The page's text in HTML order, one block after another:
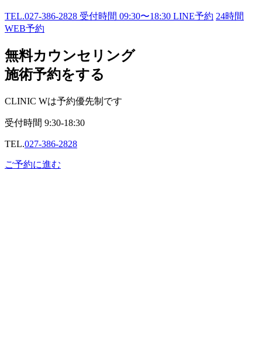
TEL.027-386-2828 受付時間 09:30〜18:30 LINE予約 24時間
WEB予約
無料カウンセリング
施術予約をする
CLINIC Wは予約優先制です
受付時間 9:30-18:30
TEL.027-386-2828
ご予約に進む